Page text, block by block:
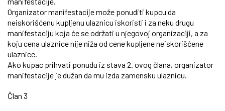
Organizator manifestacije može ponuditi kupcu da
neiskorišćenu kupljenu ulaznicu iskoristi i za neku drugu
manifestaciju koja će se održati u njegovoj organizaciji, a za
koju cena ulaznice nije niža od cene kupljene neiskorišćene
ulaznice.
Ako kupac prihvati ponudu iz stava 2. ovog člana, organizator
manifestacije je dužan da mu izda zamensku ulaznicu.
Član 3